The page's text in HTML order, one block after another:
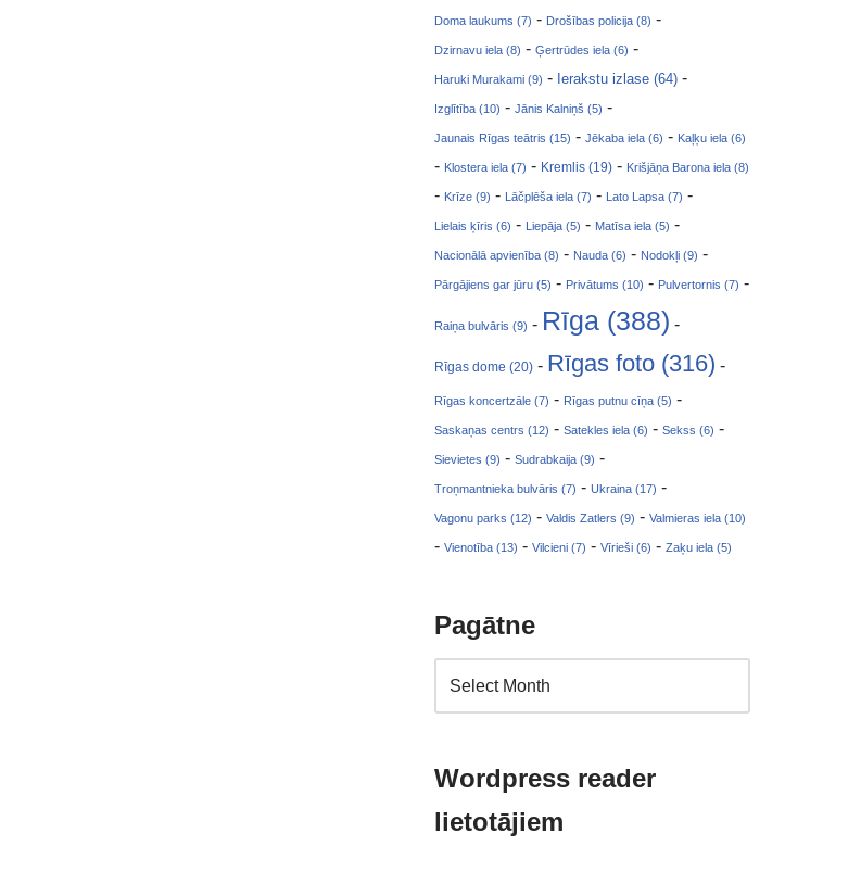
Doma laukums (7) - Drošības policija (8) -
Dzirnavu iela (8) - Ģertrūdes iela (6) -
Haruki Murakami (9) - Ierakstu izlase (64) -
Izglītība (10) - Jānis Kalniņš (5) -
Jaunais Rīgas teātris (15) - Jēkaba iela (6) - Kaļķu iela (6)
- Klostera iela (7) - Kremlis (19) - Krišjāņa Barona iela (8)
- Krīze (9) - Lāčplēša iela (7) - Lato Lapsa (7) -
Lielais ķīris (6) - Liepāja (5) - Matīsa iela (5) -
Nacionālā apvienība (8) - Nauda (6) - Nodokļi (9) -
Pārgājiens gar jūru (5) - Privātums (10) - Pulvertornis (7) -
Raiņa bulvāris (9) - Rīga (388) -
Rīgas dome (20) - Rīgas foto (316) -
Rīgas koncertzāle (7) - Rīgas putnu cīņa (5) -
Saskaņas centrs (12) - Satekles iela (6) - Sekss (6) -
Sievietes (9) - Sudrabkaija (9) -
Troņmantnieka bulvāris (7) - Ukraina (17) -
Vagonu parks (12) - Valdis Zatlers (9) - Valmieras iela (10)
- Vienotība (13) - Vilcieni (7) - Vīrieši (6) - Zaķu iela (5)
Pagātne
Wordpress reader
lietotājiem